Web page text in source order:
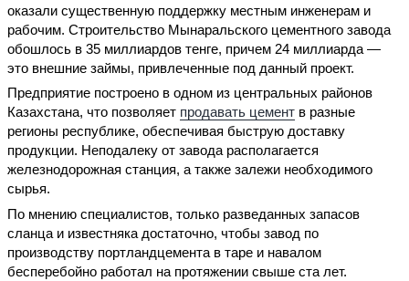
оказали существенную поддержку местным инженерам и
рабочим. Строительство Мынаральского цементного завода
обошлось в 35 миллиардов тенге, причем 24 миллиарда —
это внешние займы, привлеченные под данный проект.
Предприятие построено в одном из центральных районов
Казахстана, что позволяет продавать цемент в разные
регионы республике, обеспечивая быструю доставку
продукции. Неподалеку от завода располагается
железнодорожная станция, а также залежи необходимого
сырья.
По мнению специалистов, только разведанных запасов
сланца и известняка достаточно, чтобы завод по
производству портландцемента в таре и навалом
бесперебойно работал на протяжении свыше ста лет.